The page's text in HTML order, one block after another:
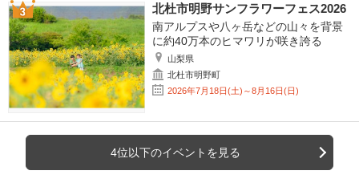
北杜市明野サンフラワーフェス2026
南アルプスや八ヶ岳などの山々を背景
に約40万本のヒマワリが咲き誇る
山梨県
北杜市明野町
2026年7月18日(土)～8月16日(日)
4位以下のイベントを見る